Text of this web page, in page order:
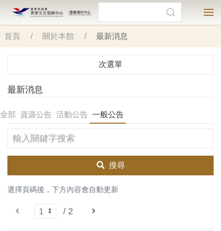
主
要
容
客家文化發展中心圖書資料中心
搜尋
首頁 關於本館 最新消息
次選單
最新消息
全部 資源公告 活動公告 一般公告
輸入關鍵字搜索
搜尋
選擇頁碼後，下方內容會自動更新
/ 2 下一頁